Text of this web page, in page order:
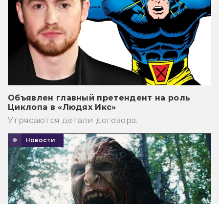
Объявлен главный претендент на роль
Циклопа в «Людях Икс»
Утрясаются детали договора.
Новости